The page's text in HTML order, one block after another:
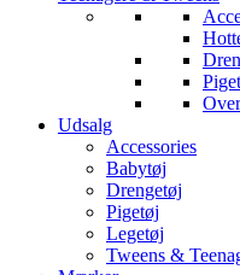
Udsalg
Accessories
Babytøj
Drengetøj
Pigetøj
Legetøj
Tweens &